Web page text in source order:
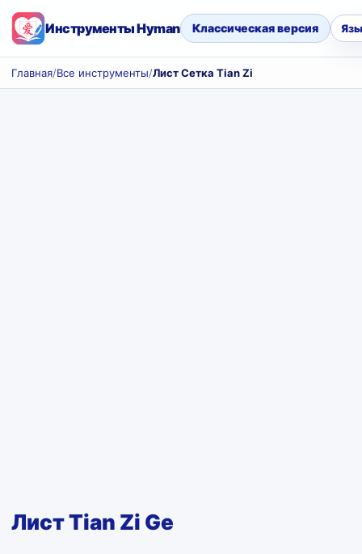
Инструменты Hyman Классическая версия
Главная/Все инструменты/Лист Сетка Tian Zi
Лист Tian Zi Ge